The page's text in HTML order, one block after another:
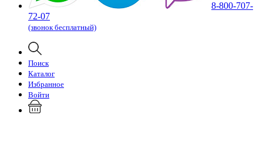
8-800-707-
72-07
(звонок бесплатный)
Поиск
Каталог
Избранное
Войти